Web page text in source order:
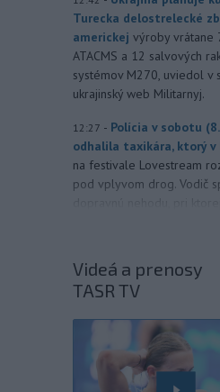
Turecka delostrelecké
americkej výroby vrátane
ATACMS a 12 salvových
systémov M270, uviedol v
ukrajinský web Militarnyj.
12:27 - Polícia v sobotu
odhalila taxikára, ktorý v
na festivale Lovestream
pod vplyvom drog. Vodič
polícia odhalila prítomnosť
12:22 - Iránske Revolučné
nedeľu vyhlásili, že
neprijmú všetky podmienky
vrátane kompenzácie za
škody. TASR o tom
správy agentúry AFP.
Videá a prenosy
TASR TV